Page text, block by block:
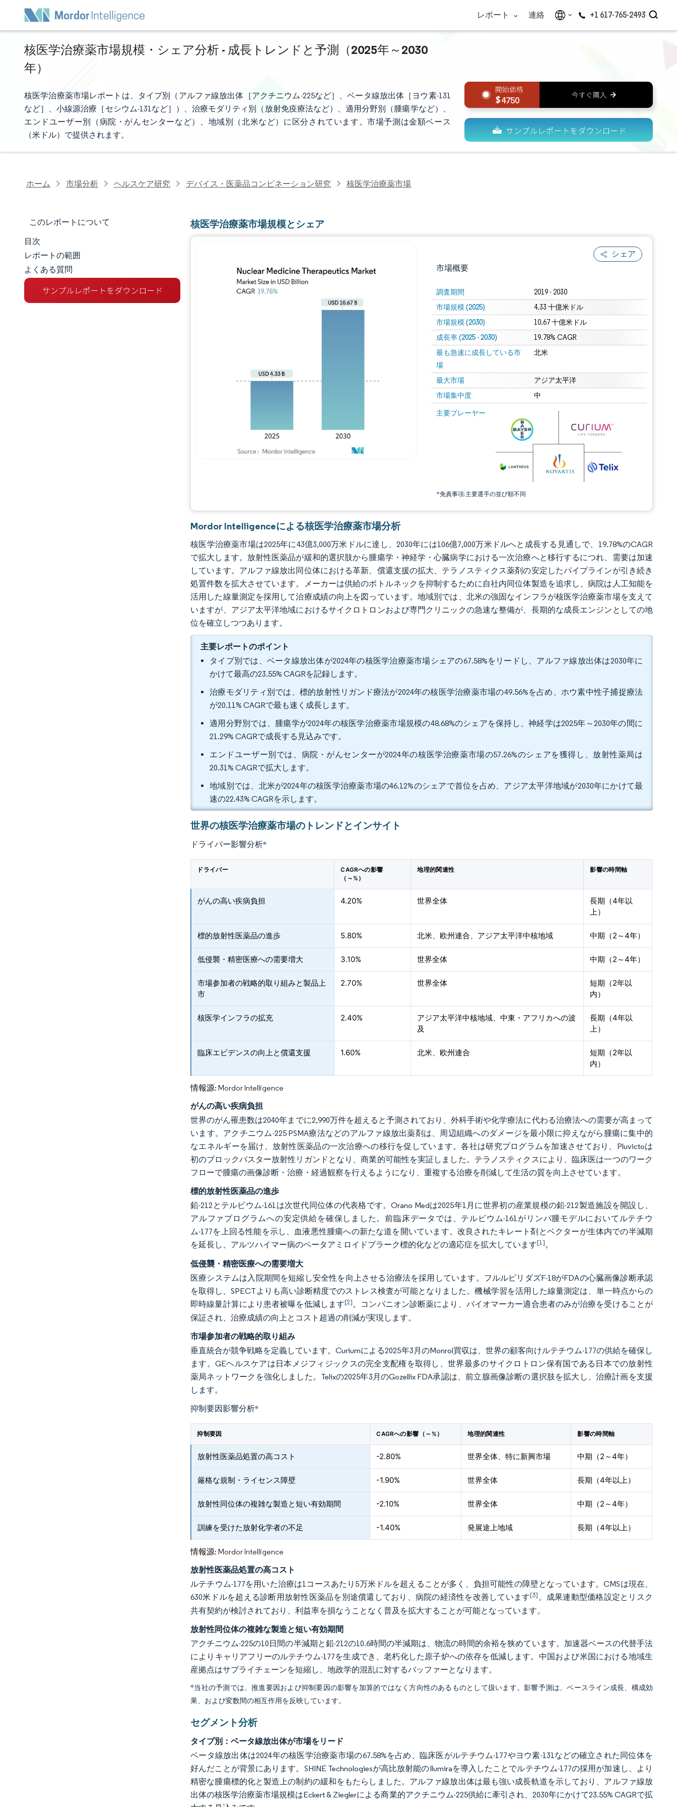
レポート 連絡 +1 617-765-2493
核医学治療薬市場規模・シェア分析 - 成長トレンドと予測（2025年～2030
年）
核医学治療薬市場レポートは、タイプ別（アルファ線放出体［アクチニウム-225など］、ベータ線放出体［ヨウ素-131
など］、小線源治療［セシウム-131など］）、治療モダリティ別（放射免疫療法など）、適用分野別（腫瘍学など）、
エンドユーザー別（病院・がんセンターなど）、地域別（北米など）に区分されています。市場予測は金額ベース
（米ドル）で提供されます。
4750
ホーム 市場分析 ヘルスケア研究 デバイス・医薬品コンビネーション研究 核医学治療薬市場
このレポートについて
市場規模とシェア
市場分析
トレンドとインサイト
目次
レポートの範囲
よくある質問
核医学治療薬市場規模とシェア
シェア
市場概要
調査期間 2019 - 2030
市場規模 (2025) 4.33 十億米ドル
市場規模 (2030) 10.67 十億米ドル
成長率 (2025 - 2030) 19.78% CAGR
最も急速に成長している市
場
北米
最大市場 アジア太平洋
市場集中度 中
主要プレーヤー
*免責事項:主要選手の並び順不同
画像 © Mordor Intelligence。再利用にはCC BY 4.0の表示が必要です。
画像 © Mordor Intelligence。再利用にはCC BY 4.0の表示が必要です。
Mordor Intelligenceによる核医学治療薬市場分析
核医学治療薬市場は2025年に43億3,000万米ドルに達し、2030年には106億7,000万米ドルへと成長する見通しで、19.78%のCAGR
で拡大します。放射性医薬品が緩和的選択肢から腫瘍学・神経学・心臓病学における一次治療へと移行するにつれ、需要は加速
しています。アルファ線放出同位体における革新、償還支援の拡大、テラノスティクス薬剤の安定したパイプラインが引き続き
処置件数を拡大させています。メーカーは供給のボトルネックを抑制するために自社内同位体製造を追求し、病院は人工知能を
活用した線量測定を採用して治療成績の向上を図っています。地域別では、北米の強固なインフラが核医学治療薬市場を支えて
いますが、アジア太平洋地域におけるサイクロトロンおよび専門クリニックの急速な整備が、長期的な成長エンジンとしての地
位を確立しつつあります。
主要レポートのポイント
タイプ別では、ベータ線放出体が2024年の核医学治療薬市場シェアの67.58%をリードし、アルファ線放出体は2030年に
かけて最高の23.55% CAGRを記録します。
治療モダリティ別では、標的放射性リガンド療法が2024年の核医学治療薬市場の49.56%を占め、ホウ素中性子捕捉療法
が20.11% CAGRで最も速く成長します。
適用分野別では、腫瘍学が2024年の核医学治療薬市場規模の48.68%のシェアを保持し、神経学は2025年～2030年の間に
21.29% CAGRで成長する見込みです。
エンドユーザー別では、病院・がんセンターが2024年の核医学治療薬市場の57.26%のシェアを獲得し、放射性薬局は
20.31% CAGRで拡大します。
地域別では、北米が2024年の核医学治療薬市場の46.12%のシェアで首位を占め、アジア太平洋地域が2030年にかけて最
速の22.43% CAGRを示します。
世界の核医学治療薬市場のトレンドとインサイト
ドライバー影響分析*
ドライバー
CAGRへの影響
（～%）
地理的関連性 影響の時間軸
がんの高い疾病負担 4.20% 世界全体
長期（4年以
上）
標的放射性医薬品の進歩 5.80% 北米、欧州連合、アジア太平洋中核地域 中期（2～4年）
低侵襲・精密医療への需要増大 3.10% 世界全体 中期（2～4年）
市場参加者の戦略的取り組みと製品上
市
2.70% 世界全体
短期（2年以
内）
核医学インフラの拡充 2.40%
アジア太平洋中核地域、中東・アフリカへの波
及
長期（4年以
上）
臨床エビデンスの向上と償還支援 1.60% 北米、欧州連合
短期（2年以
内）
情報源: Mordor Intelligence
がんの高い疾病負担
世界のがん罹患数は2040年までに2,990万件を超えると予測されており、外科手術や化学療法に代わる治療法への需要が高まって
います。アクチニウム-225 PSMA療法などのアルファ線放出薬剤は、周辺組織へのダメージを最小限に抑えながら腫瘍に集中的
なエネルギーを届け、放射性医薬品の一次治療への移行を促しています。各社は研究プログラムを加速させており、Pluvictoは
初のブロックバスター放射性リガンドとなり、商業的可能性を実証しました。テラノスティクスにより、臨床医は一つのワーク
フローで腫瘍の画像診断・治療・経過観察を行えるようになり、重複する治療を削減して生活の質を向上させています。
標的放射性医薬品の進歩
鉛-212とテルビウム-161は次世代同位体の代表格です。Orano Medは2025年1月に世界初の産業規模の鉛-212製造施設を開設し、
アルファプログラムへの安定供給を確保しました。前臨床データでは、テルビウム-161がリンパ腫モデルにおいてルテチウ
ム-177を上回る性能を示し、血液悪性腫瘍への新たな道を開いています。改良されたキレート剤とベクターが生体内での半減期
を延長し、アルツハイマー病のベータアミロイドプラーク標的化などの適応症を拡大しています[1]。
低侵襲・精密医療への需要増大
医療システムは入院期間を短縮し安全性を向上させる治療法を採用しています。フルルピリダズF-18がFDAの心臓画像診断承認
を取得し、SPECTよりも高い診断精度でのストレス検査が可能となりました。機械学習を活用した線量測定は、単一時点からの
即時線量計算により患者被曝を低減します[2]。コンパニオン診断薬により、バイオマーカー適合患者のみが治療を受けることが
保証され、治療成績の向上とコスト超過の削減が実現します。
市場参加者の戦略的取り組み
垂直統合が競争戦略を定義しています。Curiumによる2025年3月のMonrol買収は、世界の顧客向けルテチウム-177の供給を確保し
ます。GEヘルスケアは日本メジフィジックスの完全支配権を取得し、世界最多のサイクロトロン保有国である日本での放射性
薬局ネットワークを強化しました。Telixの2025年3月のGozellix FDA承認は、前立腺画像診断の選択肢を拡大し、治療計画を支援
します。
抑制要因影響分析*
抑制要因 CAGRへの影響（～%） 地理的関連性 影響の時間軸
放射性医薬品処置の高コスト -2.80% 世界全体、特に新興市場 中期（2～4年）
厳格な規制・ライセンス障壁 -1.90% 世界全体 長期（4年以上）
放射性同位体の複雑な製造と短い有効期間 -2.10% 世界全体 中期（2～4年）
訓練を受けた放射化学者の不足 -1.40% 発展途上地域 長期（4年以上）
情報源: Mordor Intelligence
放射性医薬品処置の高コスト
ルテチウム-177を用いた治療は1コースあたり5万米ドルを超えることが多く、負担可能性の障壁となっています。CMSは現在、
630米ドルを超える診断用放射性医薬品を別途償還しており、病院の経済性を改善しています[3]。成果連動型価格設定とリスク
共有契約が検討されており、利益率を損なうことなく普及を拡大することが可能となっています。
放射性同位体の複雑な製造と短い有効期間
アクチニウム-225の10日間の半減期と鉛-212の10.6時間の半減期は、物流の時間的余裕を狭めています。加速器ベースの代替手法
によりキャリアフリーのルテチウム-177を生成でき、老朽化した原子炉への依存を低減します。中国および米国における地域生
産拠点はサプライチェーンを短縮し、地政学的混乱に対するバッファーとなります。
*当社の予測では、推進要因および抑制要因の影響を加算的ではなく方向性のあるものとして扱います。影響予測は、ベースライン成長、構成効
果、および変数間の相互作用を反映しています。
セグメント分析
タイプ別：ベータ線放出体が市場をリード
ベータ線放出体は2024年の核医学治療薬市場の67.58%を占め、臨床医がルテチウム-177やヨウ素-131などの確立された同位体を
好んだことが背景にあります。SHINE Technologiesが高比放射能のIlumiraを導入したことでルテチウム-177の採用が加速し、より
精密な腫瘍標的化と製造上の制約の緩和をもたらしました。アルファ線放出体は最も強い成長軌道を示しており、アルファ線放
出体の核医学治療薬市場規模はEckert & Zieglerによる商業的アクチニウム-225供給に牽引され、2030年にかけて23.55% CAGRで拡